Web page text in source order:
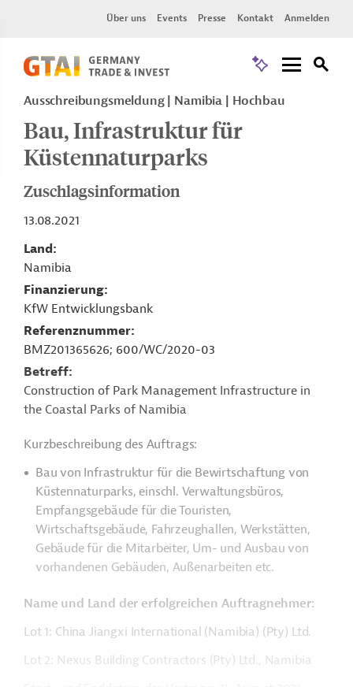
Über uns Events Presse Kontakt Anmelden
Ausschreibungsmeldung Namibia Hochbau
Bau, Infrastruktur für
Küstennaturparks
Zuschlagsinformation
13.08.2021
Land
Namibia
Finanzierung
KfW Entwicklungsbank
Referenznummer
BMZ201365626; 600/WC/2020-03
Betreff
Construction of Park Management Infrastructure in
the Coastal Parks of Namibia
Kurzbeschreibung des Auftrags:
Bau von Infrastruktur für die Bewirtschaftung von
Küstennaturparks, einschl. Verwaltungsbüros,
Empfangsgebäude für die Touristen,
Wirtschaftsgebäude, Fahrzeughallen, Werkstätten,
Gebäude für die Mitarbeiter, Um- und Ausbau von
vorhandenen Gebäuden, Außenarbeiten etc.
Name und Land der erfolgreichen Auftragnehmer:
Lot 1: China Jiangxi International (Namibia) (Pty) Ltd.
Lot 2: Nexus Building Contractors (Pty) Ltd., Namibia